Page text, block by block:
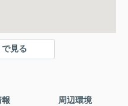
見る
周辺環境